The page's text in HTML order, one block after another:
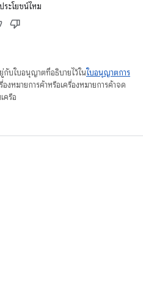
ะโยชน์ไหม
กับใบอนุญาตที่อธิบายไว้ในใบอนุญาตการ
งหมายการค้าหรือเครื่องหมายการค้าจด
ครือ